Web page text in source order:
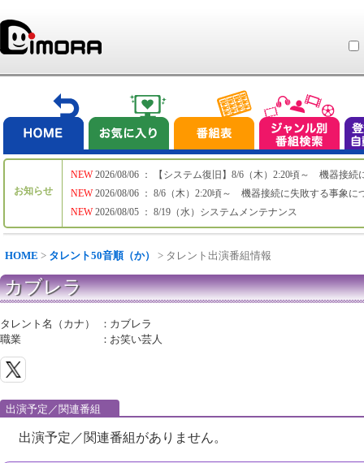
お知らせ
NEW
NEW
NEW
2026/08/06 ： 【システム復旧】8/6（木）2:20頃～ 機器接続
2026/08/06 ： 8/6（木）2:20頃～ 機器接続に失敗する事象に
2026/08/05 ： 8/19（水）システムメンテナンス
HOME > タレント50音順（か） > タレント出演番組情報
カブレラ
タレント名（カナ） ： カブレラ
職業
： お笑い芸人
出演予定／関連番組
出演予定／関連番組がありません。